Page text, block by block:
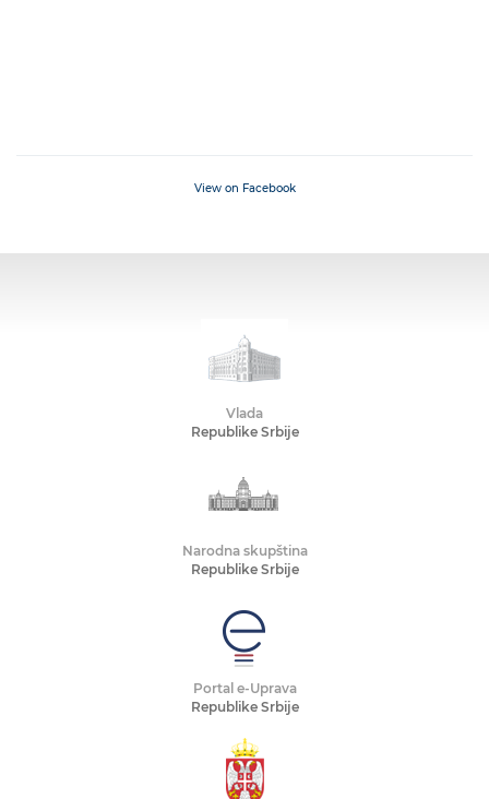
View on Facebook
Vlada
Republike Srbije
Narodna skupština
Republike Srbije
Portal e-Uprava
Republike Srbije